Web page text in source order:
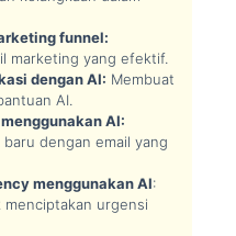
funnel:
marketing yang efektif.
dengan AI: Membuat
AI.
AI:
dengan email yang
menggunakan AI:
urgensi